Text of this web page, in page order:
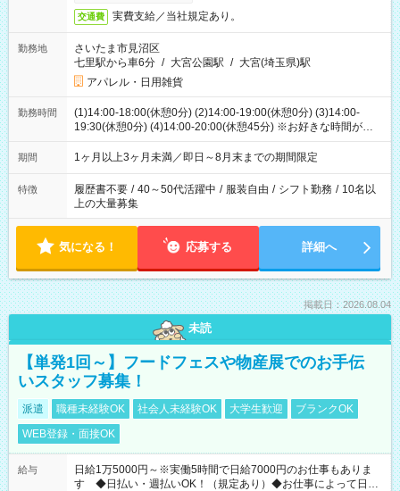
交通費 実費支給／当社規定あり。
勤務地
さいたま市見沼区
七里駅から車6分 / 大宮公園駅 / 大宮(埼玉県)駅
アパレル・日用雑貨
勤務時間
(1)14:00-18:00(休憩0分) (2)14:00-19:00(休憩0分) (3)14:00-
19:30(休憩0分) (4)14:00-20:00(休憩45分) ※お好きな時間が選べ
ます
期間 1ヶ月以上3ヶ月未満／即日～8月末までの期間限定
特徴 履歴書不要 / 40～50代活躍中 / 服装自由 / シフト勤務 / 10名以
上の大量募集
気になる！ 応募する 詳細へ
掲載日：2026.08.04
未読
【単発1回～】フードフェスや物産展でのお手伝
いスタッフ募集！
派遣 職種未経験OK 社会人未経験OK 大学生歓迎
ブランクOK
WEB登録・面接OK
給与
日給1万5000円～※実働5時間で日給7000円のお仕事もありま
す ◆日払い・週払いOK！（規定あり）◆お仕事によって日給